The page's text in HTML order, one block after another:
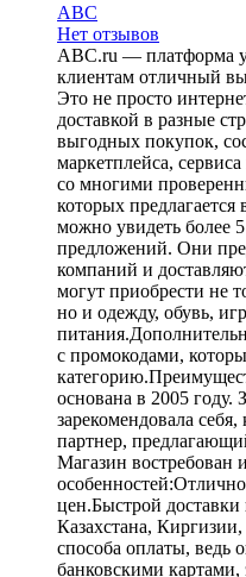
ABC
Нет отзывов
ABC.ru — платформа
клиентам отличный
Это не просто
доставкой в разные
выгодных покупок,
маркетплейса,
со многими
которых
можно увидеть более
предложений. Они
компаний и
могут приобрести не
но и одежду, обувь,
с промокодами,
основана в 2005 году.
зарекомендовала
партнер,
Магазин востребован
цен.Быстрой
Казахстана,
способа оплаты, ведь
банковскими